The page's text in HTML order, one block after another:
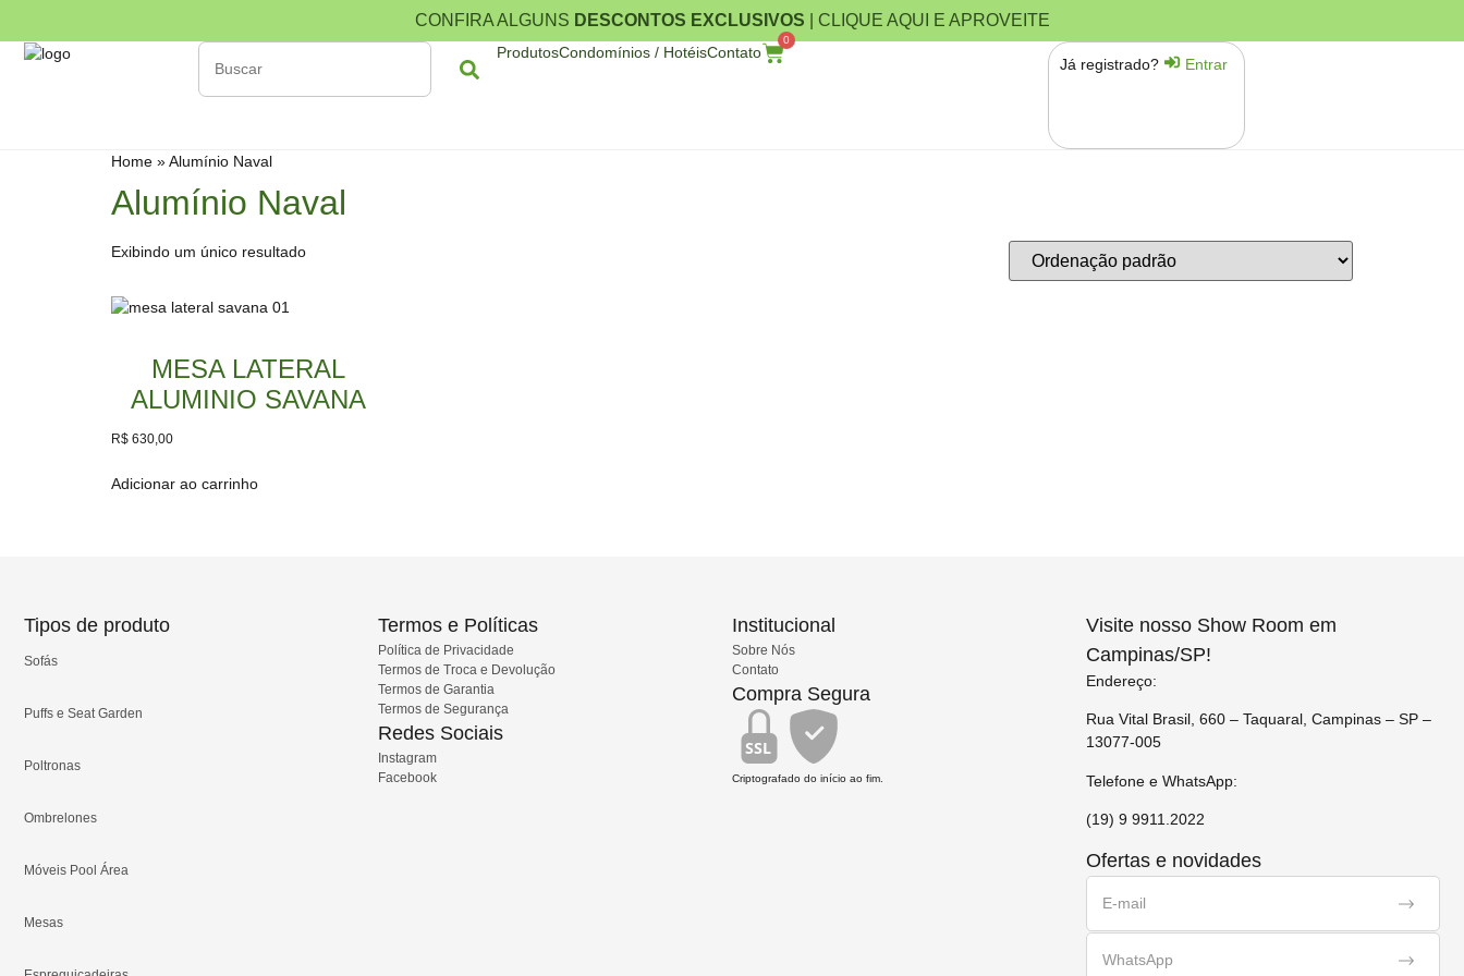
CONFIRA ALGUNS DESCONTOS EXCLUSIVOS | CLIQUE AQUI E APROVEITE
ProdutosCondomínios / HotéisContato
0
Já registrado? Entrar
Home »Alumínio Naval
Alumínio Naval
Exibindo um único resultado
MESA LATERAL
ALUMINIO SAVANA
R$ 630,00
Adicionar ao carrinho
Tipos de produto
Sofás
Puffs e Seat Garden
Poltronas
Ombrelones
Móveis Pool Área
Mesas
Termos e Políticas
Política de Privacidade
Termos de Troca e Devolução
Termos de Garantia
Termos de Segurança
Redes Sociais
Instagram
Facebook
Institucional
Sobre Nós
Contato
Compra Segura
SSL
Criptografado do início ao fim.
Visite nosso Show Room em
Campinas/SP!
Endereço:
Rua Vital Brasil, 660 – Taquaral, Campinas – SP –
13077-005
Telefone e WhatsApp:
(19) 9 9911.2022
Ofertas e novidades